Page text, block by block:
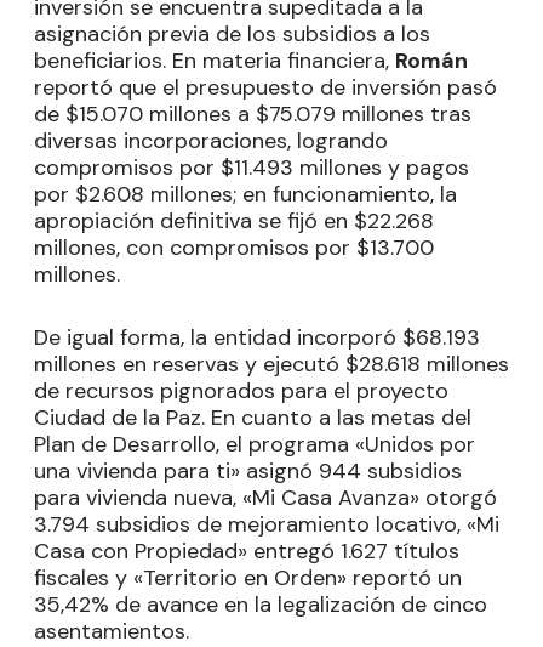
inversión se encuentra supeditada a la
asignación previa de los subsidios a los
beneficiarios. En materia financiera, Román
reportó que el presupuesto de inversión pasó
de $15.070 millones a $75.079 millones tras
diversas incorporaciones, logrando
compromisos por $11.493 millones y pagos
por $2.608 millones; en funcionamiento, la
apropiación definitiva se fijó en $22.268
millones, con compromisos por $13.700
millones.
De igual forma, la entidad incorporó $68.193
millones en reservas y ejecutó $28.618 millones
de recursos pignorados para el proyecto
Ciudad de la Paz. En cuanto a las metas del
Plan de Desarrollo, el programa «Unidos por
una vivienda para ti» asignó 944 subsidios
para vivienda nueva, «Mi Casa Avanza» otorgó
3.794 subsidios de mejoramiento locativo, «Mi
Casa con Propiedad» entregó 1.627 títulos
fiscales y «Territorio en Orden» reportó un
35,42% de avance en la legalización de cinco
asentamientos.